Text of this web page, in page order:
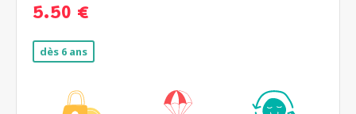
5.50 €
dès 6 ans